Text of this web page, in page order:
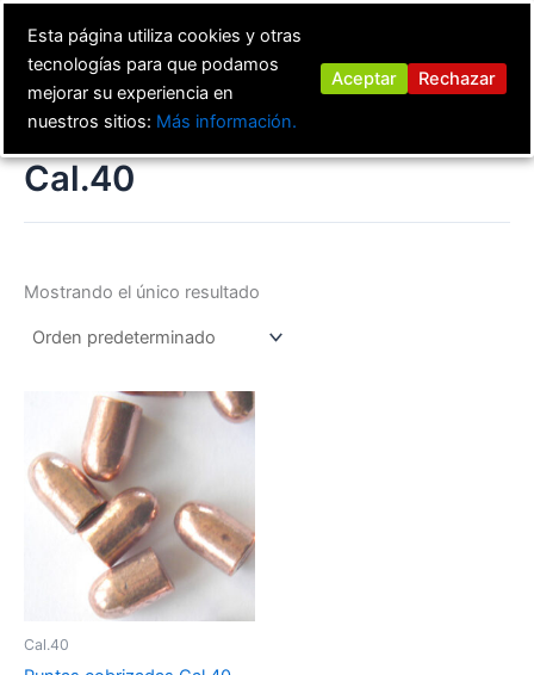
contenido
Cal.40
Mostrando el único resultado
Cal.40
Esta página utiliza cookies y otras
tecnologías para que podamos
mejorar su experiencia en
nuestros sitios: Más información.
Aceptar Rechazar